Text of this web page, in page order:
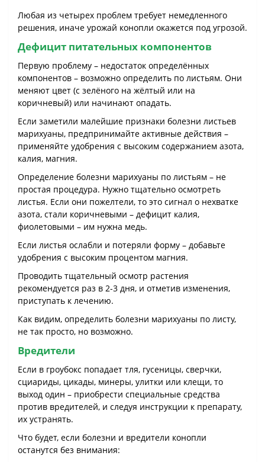
Любая из четырех проблем требует немедленного
решения, иначе урожай конопли окажется под угрозой.
Дефицит питательных компонентов
Первую проблему – недостаток определённых
компонентов – возможно определить по листьям. Они
меняют цвет (с зелёного на жёлтый или на
коричневый) или начинают опадать.
Если заметили малейшие признаки болезни листьев
марихуаны, предпринимайте активные действия –
применяйте удобрения с высоким содержанием азота,
калия, магния.
Определение болезни марихуаны по листьям – не
простая процедура. Нужно тщательно осмотреть
листья. Если они пожелтели, то это сигнал о нехватке
азота, стали коричневыми – дефицит калия,
фиолетовыми – им нужна медь.
Если листья ослабли и потеряли форму – добавьте
удобрения с высоким процентом магния.
Проводить тщательный осмотр растения
рекомендуется раз в 2-3 дня, и отметив изменения,
приступать к лечению.
Как видим, определить болезни марихуаны по листу,
не так просто, но возможно.
Вредители
Если в гроубокс попадает тля, гусеницы, сверчки,
сциариды, цикады, минеры, улитки или клещи, то
выход один – приобрести специальные средства
против вредителей, и следуя инструкции к препарату,
их устранять.
Что будет, если болезни и вредители конопли
останутся без внимания: